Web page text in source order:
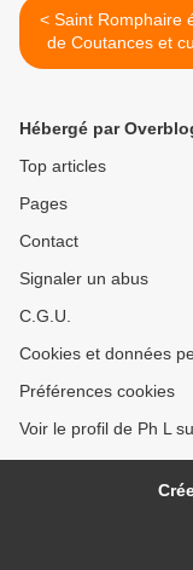
< Saint Romphaire évêque
de Coutances et
Barfleur
Hébergé par
Top articles
Pages
Contact
Signaler un abus
C.G.U.
Cookies et données
Préférences cookies
Voir le profil de Ph L